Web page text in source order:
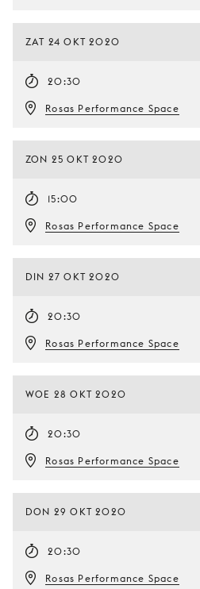
ZAT 24 OKT 2020
20:30
Rosas Performance Space
ZON 25 OKT 2020
15:00
Rosas Performance Space
DIN 27 OKT 2020
20:30
Rosas Performance Space
WOE 28 OKT 2020
20:30
Rosas Performance Space
DON 29 OKT 2020
20:30
Rosas Performance Space